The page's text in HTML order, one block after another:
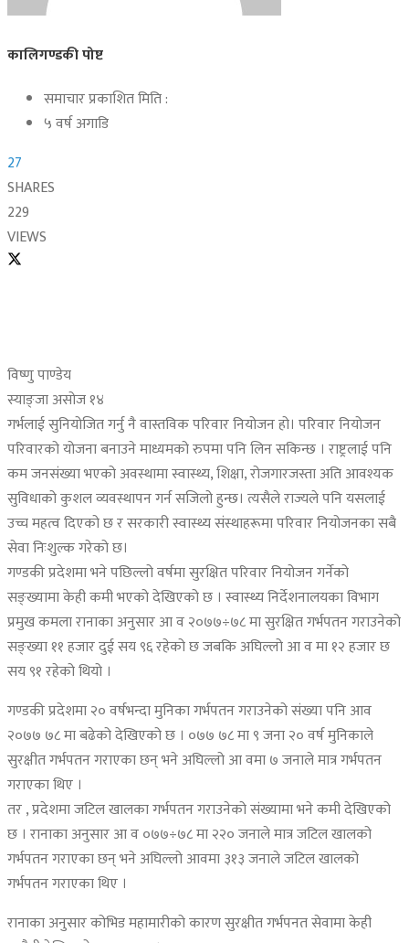
कालिगण्डकी पोष्ट
समाचार प्रकाशित मिति :
५ वर्ष अगाडि
27
SHARES
229
VIEWS
विष्णु पाण्डेय
स्याङ्जा असोज १४
गर्भलाई सुनियोजित गर्नु नै वास्तविक परिवार नियोजन हो। परिवार नियोजन
परिवारको योजना बनाउने माध्यमको रुपमा पनि लिन सकिन्छ । राष्ट्रलाई पनि
कम जनसंख्या भएको अवस्थामा स्वास्थ्य, शिक्षा, रोजगारजस्ता अति आवश्यक
सुविधाको कुशल व्यवस्थापन गर्न सजिलो हुन्छ। त्यसैले राज्यले पनि यसलाई
उच्च महत्व दिएको छ र सरकारी स्वास्थ्य संस्थाहरूमा परिवार नियोजनका सबै
सेवा निःशुल्क गरेको छ।
गण्डकी प्रदेशमा भने पछिल्लो वर्षमा सुरक्षित परिवार नियोजन गर्नेको
सङ्ख्यामा केही कमी भएको देखिएको छ । स्वास्थ्य निर्देशनालयका विभाग
प्रमुख कमला रानाका अनुसार आ व २०७७÷७८ मा सुरक्षित गर्भपतन गराउनेको
सङ्ख्या ११ हजार दुई सय ९६ रहेको छ जबकि अघिल्लो आ व मा १२ हजार छ
सय ९१ रहेको थियो ।
गण्डकी प्रदेशमा २० वर्षभन्दा मुनिका गर्भपतन गराउनेको संख्या पनि आव
२०७७ ७८ मा बढेको देखिएको छ । ०७७ ७८ मा ९ जना २० वर्ष मुनिकाले
सुरक्षीत गर्भपतन गराएका छन् भने अघिल्लो आ वमा ७ जनाले मात्र गर्भपतन
गराएका थिए ।
तर , प्रदेशमा जटिल खालका गर्भपतन गराउनेको संख्यामा भने कमी देखिएको
छ । रानाका अनुसार आ व ०७७÷७८ मा २२० जनाले मात्र जटिल खालको
गर्भपतन गराएका छन् भने अघिल्लो आवमा ३१३ जनाले जटिल खालको
गर्भपतन गराएका थिए ।
रानाका अनुसार कोभिड महामारीको कारण सुरक्षीत गर्भपनत सेवामा केही